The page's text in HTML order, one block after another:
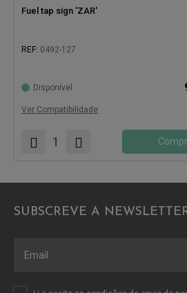
Fuel tap sign 'ZAR'
REF: 0492-127
Disponível
Ver Compatibilidade
SUBSCREVE A